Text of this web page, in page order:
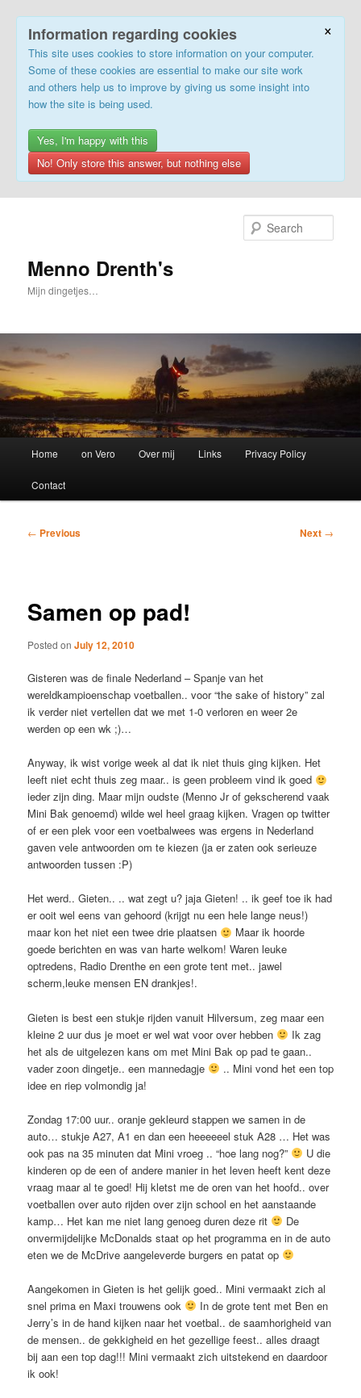
×
Information regarding cookies
This site uses cookies to store information on your computer.
Some of these cookies are essential to make our site work
and others help us to improve by giving us some insight into
how the site is being used.
Yes, I'm happy with this
No! Only store this answer, but nothing else
Menno Drenth's
Mijn dingetjes…
Home on Vero Over mij Links Privacy Policy
Contact
Post
← Previous Next →
Samen op pad!
Posted onJuly 12, 2010
Gisteren was de finale Nederland – Spanje van het
wereldkampioenschap voetballen.. voor “the sake of history” zal
ik verder niet vertellen dat we met 1-0 verloren en weer 2e
werden op een wk ;)…
Anyway, ik wist vorige week al dat ik niet thuis ging kijken. Het
leeft niet echt thuis zeg maar.. is geen probleem vind ik goed
ieder zijn ding. Maar mijn oudste (Menno Jr of gekscherend vaak
Mini Bak genoemd) wilde wel heel graag kijken. Vragen op twitter
of er een plek voor een voetbalwees was ergens in Nederland
gaven vele antwoorden om te kiezen (ja er zaten ook serieuze
antwoorden tussen :P)
Het werd.. Gieten.. .. wat zegt u? jaja Gieten! .. ik geef toe ik had
er ooit wel eens van gehoord (krijgt nu een hele lange neus!)
maar kon het niet een twee drie plaatsen
Maar ik hoorde
goede berichten en was van harte welkom! Waren leuke
optredens, Radio Drenthe en een grote tent met.. jawel
scherm,leuke mensen EN drankjes!.
Gieten is best een stukje rijden vanuit Hilversum, zeg maar een
kleine 2 uur dus je moet er wel wat voor over hebben
Ik zag
het als de uitgelezen kans om met Mini Bak op pad te gaan..
vader zoon dingetje.. een mannedagje
.. Mini vond het een top
idee en riep volmondig ja!
Zondag 17:00 uur.. oranje gekleurd stappen we samen in de
auto… stukje A27, A1 en dan een heeeeeel stuk A28 … Het was
ook pas na 35 minuten dat Mini vroeg .. “hoe lang nog?”
U die
kinderen op de een of andere manier in het leven heeft kent deze
vraag maar al te goed! Hij kletst me de oren van het hoofd.. over
voetballen over auto rijden over zijn school en het aanstaande
kamp… Het kan me niet lang genoeg duren deze rit
De
onvermijdelijke McDonalds staat op het programma en in de auto
eten we de McDrive aangeleverde burgers en patat op
Aangekomen in Gieten is het gelijk goed.. Mini vermaakt zich al
snel prima en Maxi trouwens ook
In de grote tent met Ben en
Jerry’s in de hand kijken naar het voetbal.. de saamhorigheid van
de mensen.. de gekkigheid en het gezellige feest.. alles draagt
bij aan een top dag!!! Mini vermaakt zich uitstekend en daardoor
ik ook!